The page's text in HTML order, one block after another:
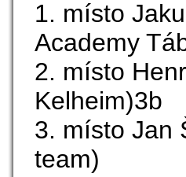
1. místo
Academy
2. místo
Kelheim)3b
3. místo Jan
team)